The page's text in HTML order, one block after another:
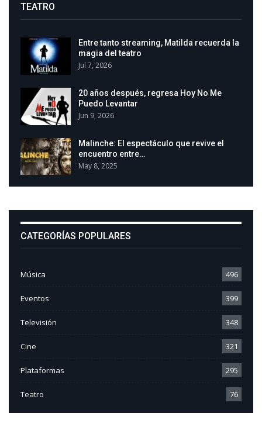
TEATRO
Entre tanto streaming, Matilda recuerda la
magia del teatro
Jul 7, 2026
20 años después, regresa Hoy No Me
Puedo Levantar
Jun 9, 2026
Malinche: El espectáculo que revive el
encuentro entre…
May 8, 2025
CATEGORÍAS POPULARES
Música 496
Eventos 399
Televisión 348
Cine 321
Plataformas 295
Teatro 76